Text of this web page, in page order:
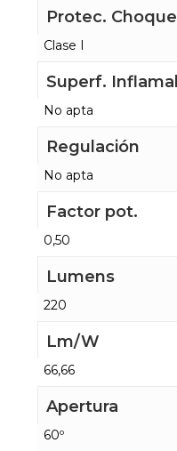
Protec.
Clase I
Superf.
No apta
Regulación
No apta
Factor pot.
0,50
Lumens
220
Lm/W
66,66
Apertura
60º